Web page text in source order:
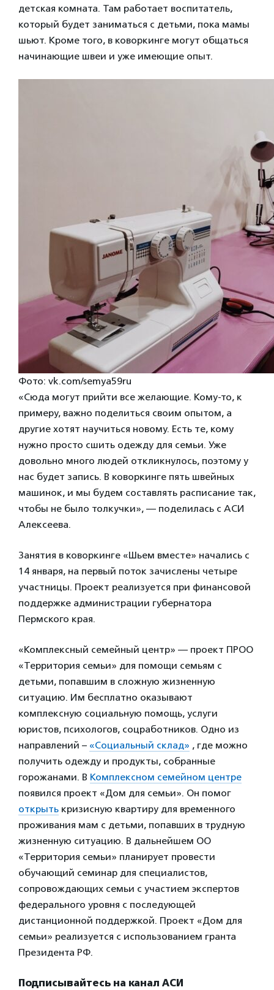
детская комната. Там работает воспитатель,
который будет заниматься с детьми, пока мамы
шьют. Кроме того, в коворкинге могут общаться
начинающие швеи и уже имеющие опыт.
Фото: vk.com/semya59ru
«Сюда могут прийти все желающие. Кому-то, к
примеру, важно поделиться своим опытом, а
другие хотят научиться новому. Есть те, кому
нужно просто сшить одежду для семьи. Уже
довольно много людей откликнулось, поэтому у
нас будет запись. В коворкинге пять швейных
машинок, и мы будем составлять расписание так,
чтобы не было толкучки», — поделилась с АСИ
Алексеева.
Занятия в коворкинге «Шьем вместе» начались с
14 января, на первый поток зачислены четыре
участницы. Проект реализуется при финансовой
поддержке администрации губернатора
Пермского края.
«Комплексный семейный центр» — проект ПРОО
«Территория семьи» для помощи семьям с
детьми, попавшим в сложную жизненную
ситуацию. Им бесплатно оказывают
комплексную социальную помощь, услуги
юристов, психологов, соцработников. Одно из
направлений – «Социальный склад» , где можно
получить одежду и продукты, собранные
горожанами. В Комплексном семейном центре
появился проект «Дом для семьи». Он помог
открыть кризисную квартиру для временного
проживания мам с детьми, попавших в трудную
жизненную ситуацию. В дальнейшем ОО
«Территория семьи» планирует провести
обучающий семинар для специалистов,
сопровождающих семьи с участием экспертов
федерального уровня с последующей
дистанционной поддержкой. Проект «Дом для
семьи» реализуется с использованием гранта
Президента РФ.
Подписывайтесь на канал АСИ